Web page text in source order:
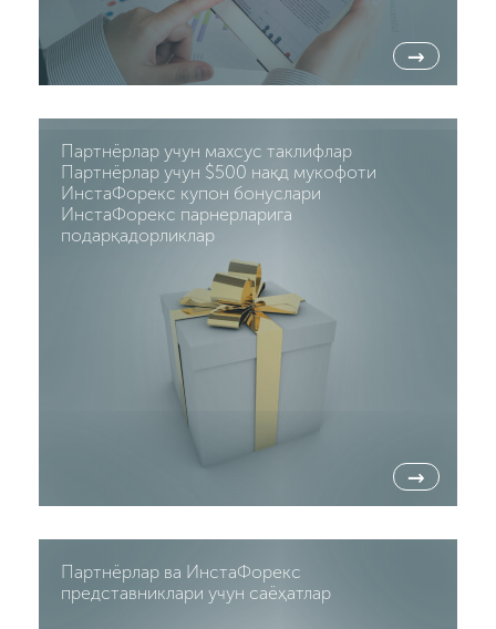
→
Партнёрлар учун махсус таклифлар
Партнёрлар учун $500 нақд мукофоти
ИнстаФорекс купон бонуслари
ИнстаФорекс парнерларига
подарқадорликлар
→
Партнёрлар ва ИнстаФорекс
представниклари учун саёҳатлар